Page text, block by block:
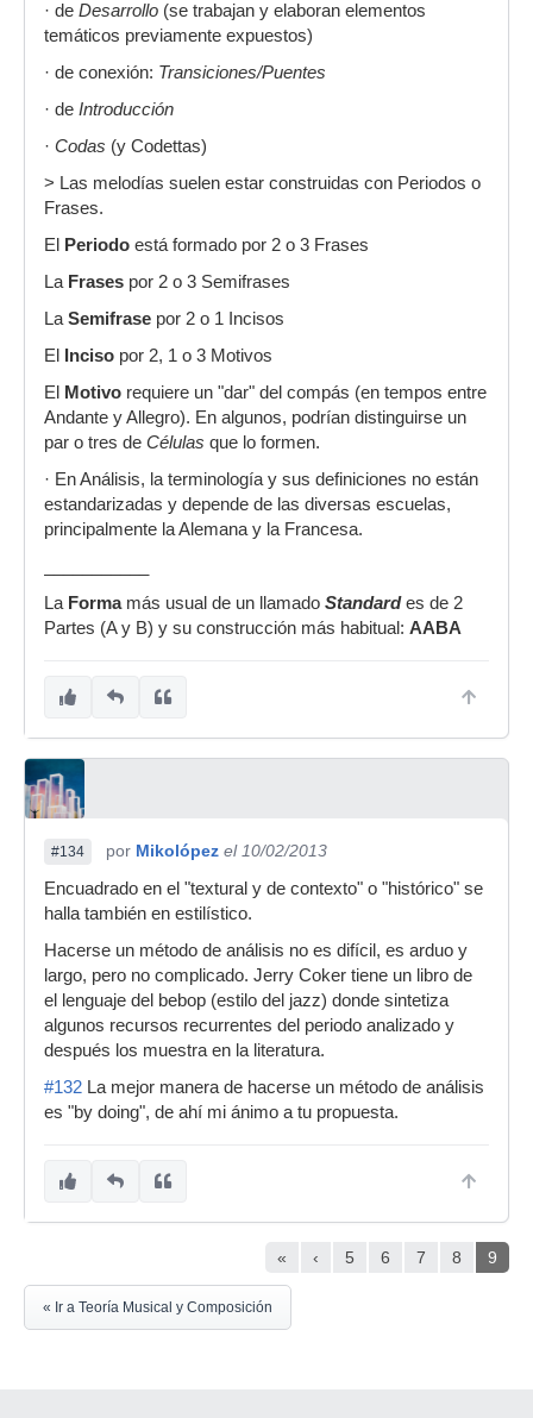
· de Desarrollo (se trabajan y elaboran elementos
temáticos previamente expuestos)
· de conexión: Transiciones/Puentes
· de Introducción
· Codas (y Codettas)
> Las melodías suelen estar construidas con Periodos o
Frases.
El
Periodo está formado por 2 o 3 Frases
La Frases por 2 o 3 Semifrases
La Semifrase por 2 o 1 Incisos
El
Inciso por 2, 1 o 3 Motivos
El
Motivo requiere un "dar" del compás (en tempos entre
Andante y Allegro). En algunos, podrían distinguirse un
par o tres de Células que lo formen.
· En Análisis, la terminología y sus definiciones no están
estandarizadas y depende de las diversas escuelas,
principalmente la Alemana y la Francesa.
La Forma más usual de un llamado Standardes de 2
Partes (A y B) y su construcción más habitual: AABA
#134 por Mikolópez el 10/02/2013
Encuadrado en el "textural y de contexto" o "histórico" se
halla también en estilístico.
Hacerse un método de análisis no es difícil, es arduo y
largo, pero no complicado. Jerry Coker tiene un libro de
el lenguaje del bebop (estilo del jazz) donde sintetiza
algunos recursos recurrentes del periodo analizado y
después los muestra en la literatura.
#132 La mejor manera de hacerse un método de análisis
es "by doing", de ahí mi ánimo a tu propuesta.
« ‹ 5 6 7 8 9
« Ir a Teoría Musical y Composición